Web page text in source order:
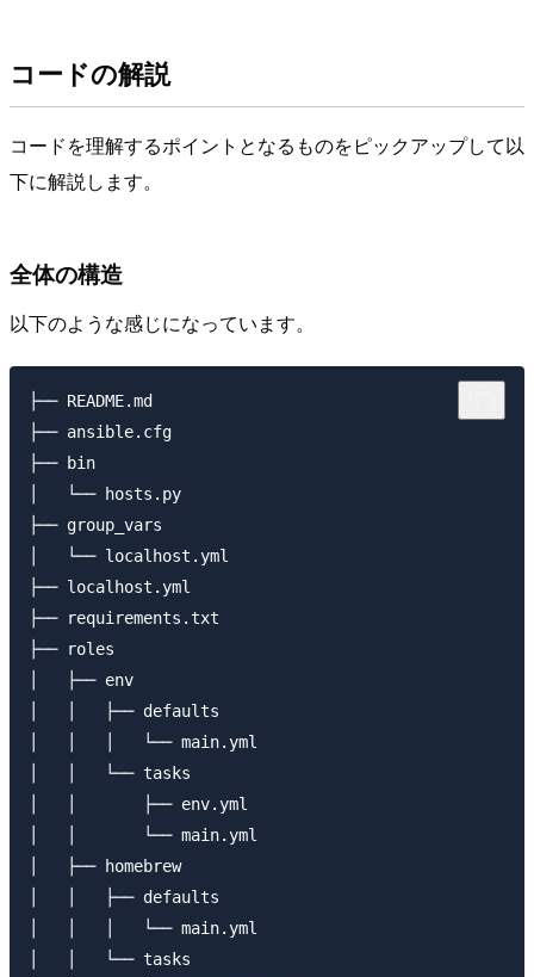
コードの解説
コードを理解するポイントとなるものをピックアップして以
下に解説します。
全体の構造
以下のような感じになっています。
├── README.md
├── ansible.cfg
├── bin
│   └── hosts.py
├── group_vars
│   └── localhost.yml
├── localhost.yml
├── requirements.txt
├── roles
│   ├── env
│   │   ├── defaults
│   │   │   └── main.yml
│   │   └── tasks
│   │       ├── env.yml
│   │       └── main.yml
│   ├── homebrew
│   │   ├── defaults
│   │   │   └── main.yml
│   │   └── tasks